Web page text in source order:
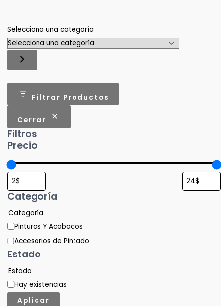
Selecciona una categoría
Filtrar Productos
Cerrar
Filtros
Precio
Categoría
Categoría
Pinturas Y Acabados
Accesorios de Pintado
Estado
Estado
Hay existencias
Aplicar